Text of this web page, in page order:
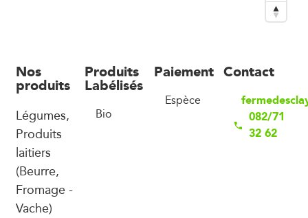
Nos
produits
Légumes,
Produits
laitiers
(Beurre,
Fromage -
Vache)
Produits
Labélisés
Bio
Paiement
Espèce
Contact
082/71
32 62